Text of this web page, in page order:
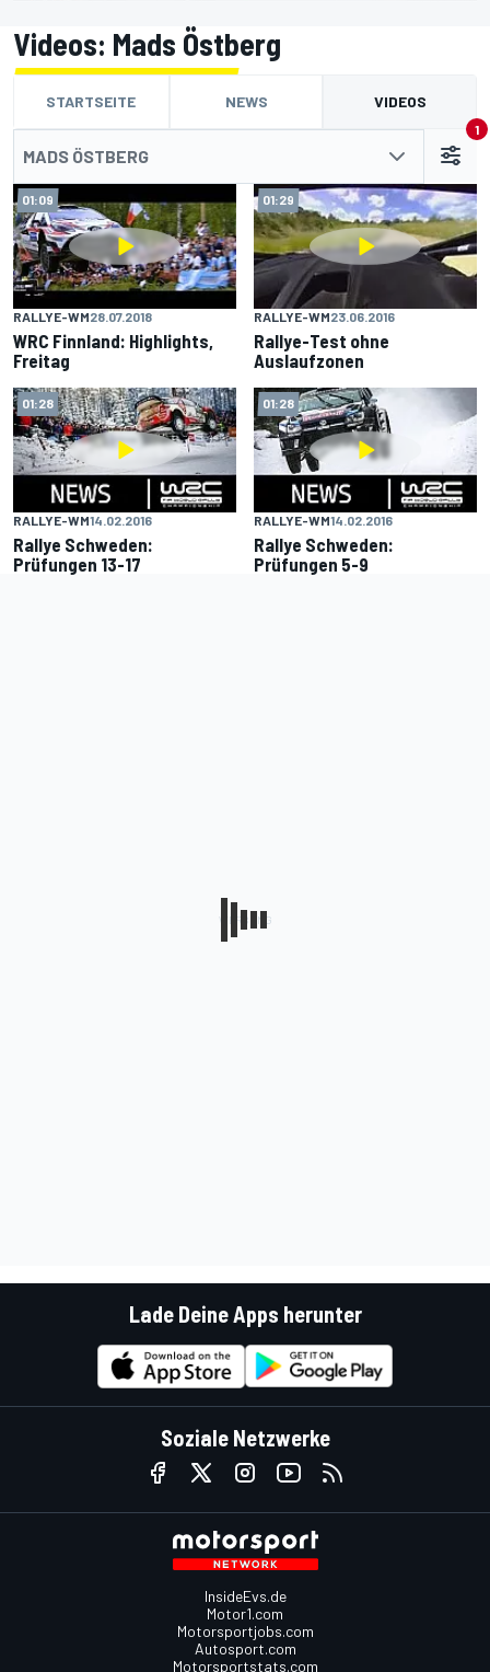
Videos: Mads Östberg
STARTSEITE NEWS VIDEOS
MADS ÖSTBERG
1
01:09
RALLYE-WM28.07.2018
WRC Finnland: Highlights,
Freitag
01:29
RALLYE-WM23.06.2016
Rallye-Test ohne
Auslaufzonen
01:28
RALLYE-WM14.02.2016
Rallye Schweden:
Prüfungen 13-17
01:28
RALLYE-WM14.02.2016
Rallye Schweden:
Prüfungen 5-9
Lade Deine Apps herunter
Soziale Netzwerke
InsideEvs.de
Motor1.com
Motorsportjobs.com
Autosport.com
Motorsportstats.com